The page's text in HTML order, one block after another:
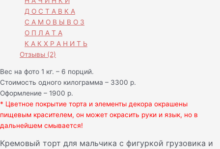
Д О С Т А В К А
С А М О В Ы В О З
О П Л А Т А
К А К Х Р А Н И Т Ь
Отзывы (2)
Вес на фото 1 кг. – 6 порций.
Стоимость одного килограмма – 3300 р.
Оформление – 1900 р.
* Цветное покрытие торта и элементы декора окрашены
пищевым красителем, он может окрасить руки и язык, но в
дальнейшем смывается!
Кремовый торт для мальчика с фигуркой грузовика и